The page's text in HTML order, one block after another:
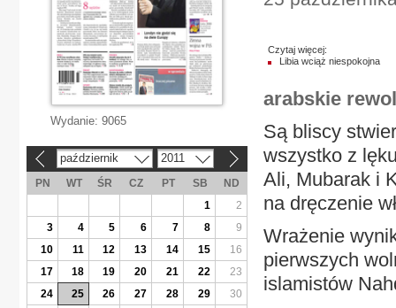
Czytaj więcej:
Libia wciąż niespokojna
arabskie
Są bliscy
wszystko z
Ali, Mubarak i
na dręczenie
Wrażenie
pierwszych
islamistów
Wydanie: 9065
październik 2011
PN WT ŚR CZ PT SB
ND
1
2
3
4 5 6 7 8
9
10
11 12 13 14 15
16
17
18 19 20 21 22
23
24
25 26 27 28 29
30